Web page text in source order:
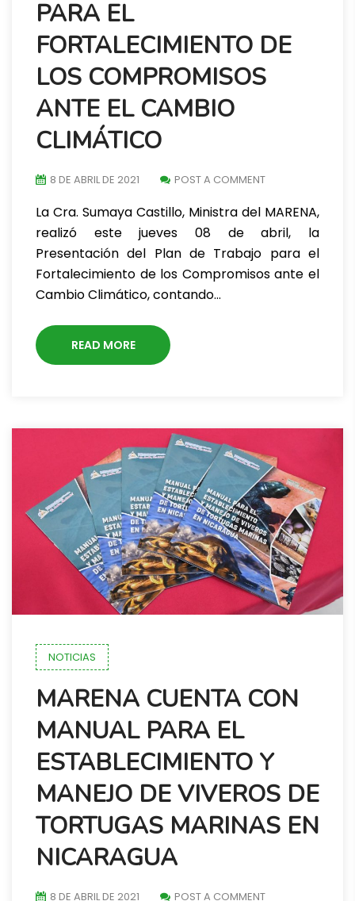
PARA EL
FORTALECIMIENTO DE
LOS COMPROMISOS
ANTE EL CAMBIO
CLIMÁTICO
8 DE ABRIL DE 2021 POST A COMMENT
La Cra. Sumaya Castillo, Ministra del MARENA,
realizó este jueves 08 de abril, la
Presentación del Plan de Trabajo para el
Fortalecimiento de los Compromisos ante el
Cambio Climático, contando…
READ MORE
NOTICIAS
MARENA CUENTA CON
MANUAL PARA EL
ESTABLECIMIENTO Y
MANEJO DE VIVEROS DE
TORTUGAS MARINAS EN
NICARAGUA
8 DE ABRIL DE 2021 POST A COMMENT